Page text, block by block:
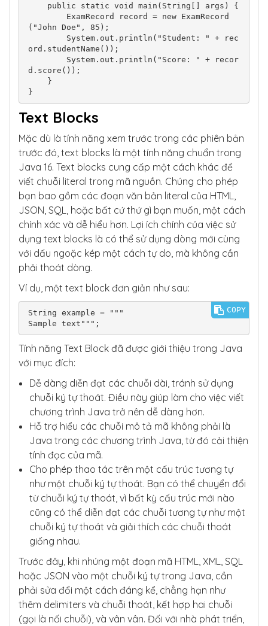
("John Doe", 85);
ord.studentName());
d.score());
}
Text Blocks
Mặc dù là tính năng xem trước trong các phiên bản
trước đó, text blocks là một tính năng chuẩn trong
Java 16. Text blocks cung cấp một cách khác để
viết chuỗi literal trong mã nguồn. Chúng cho phép
bạn bao gồm các đoạn văn bản literal của HTML,
JSON, SQL, hoặc bất cứ thứ gì bạn muốn, một cách
chính xác và dễ hiểu hơn. Lợi ích chính của việc sử
dụng text blocks là có thể sử dụng dòng mới cùng
với dấu ngoặc kép một cách tự do, mà không cần
phải thoát dòng.
Ví dụ, một text block đơn giản như sau:
String example = """
Sample text""";
COPY
Tính năng Text Block đã được giới thiệu trong Java
với mục đích:
Dễ dàng diễn đạt các chuỗi dài, tránh sử dụng
chuỗi ký tự thoát. Điều này giúp làm cho việc viết
chương trình Java trở nên dễ dàng hơn.
Hỗ trợ hiểu các chuỗi mô tả mã không phải là
Java trong các chương trình Java, từ đó cải thiện
tính đọc của mã.
Cho phép thao tác trên một cấu trúc tương tự
như một chuỗi ký tự thoát. Bạn có thể chuyển đổi
từ chuỗi ký tự thoát, vì bất kỳ cấu trúc mới nào
cũng có thể diễn đạt các chuỗi tương tự như một
chuỗi ký tự thoát và giải thích các chuỗi thoát
giống nhau.
Trước đây, khi nhúng một đoạn mã HTML, XML, SQL
hoặc JSON vào một chuỗi ký tự trong Java, cần
phải sửa đổi một cách đáng kể, chẳng hạn như
thêm delimiters và chuỗi thoát, kết hợp hai chuỗi
(gọi là nối chuỗi), và vân vân. Đối với nhà phát triển,